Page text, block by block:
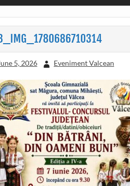
5, 2026 Eveniment Valcean